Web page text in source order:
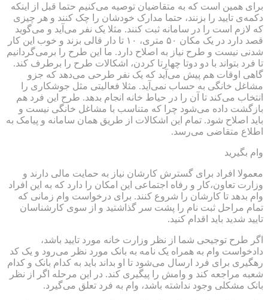
برای همین است که به متقاضیان توصیه می‌کنیم حتما قبل از اینکه
دکمه‌ی تایید را بزنند، حتما مدارک خودشان را چک کنند و هر چیزی
که لازم است را در سامانه ثبت کنند. مثلا یک نفر می‌آید و می‌گوید
قصد دارد در یک مکان ۵۰ متری، ۱۰ تا دار قالی بزند و خوب این کار
شدنی نیست و طرح نیاز به اصلاح دارد. ما این طرح را برمی‌گردانیم
تا فرد بتواند با دو دوتا چهارتا کردن، اشکالات طرح را برطرف کند.
گاهی اوقات هم پیش می‌آید که یک نفر طرحی می‌دهد که جزو
مشاغل خانگی به حساب نمی‌آید. مثلا فعالیتی مثل جوشکاری را
انتخاب می‌کند تا آن را در حیاط خانه انجام بدهد. طرح این فرد هم
بازگشت داده می‌شود چرا که متناسب با مشاغل خانگی نیست و
باید اصلاح شود. تمام این اشکالات از طریق همان سامانه و پیامک به
اطلاع متقاضی می‌رسد.
وام بگیرید
معمولا افراد برای گسترش کارشان نیاز به حمایت مالی دارند و
وزارت تعاون،کار و رفاه اجتماعی این امکان را دارد که به این افراد
وام بدهد تا کارشان را شروع کنند. برای درخواست وام زمانی که
تمام مراحل ثبت نام را پشت سر گذاشتید و از سوی کارشناسان
تایید شدید باید اقدام کنید.
اگر طرح توجیحی شما از نظر وزارت خانه مورد تایید باشد،
دادخواست وام به همراه یک نامه به بانک مورد نظر می‌رود و یک کد
رهگیری برای فرد ارسال می‌شود تا او بداند باید به کدام بانک و کدام
شعبه مراجعه کند و وامش را پیگیری کند. در این مرحله اگر از نظر
بانک مشکلی وجود نداشته باشد، وام به فرد تعلق می‌گیرد.